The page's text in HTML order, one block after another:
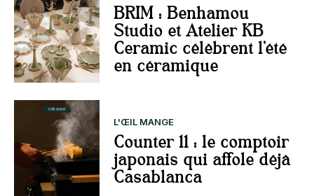
BRIM : Benhamou
Studio et Atelier KB
Ceramic célèbrent l’été
en céramique
L'ŒIL MANGE
Counter 11 : le comptoir
japonais qui affole déjà
Casablanca